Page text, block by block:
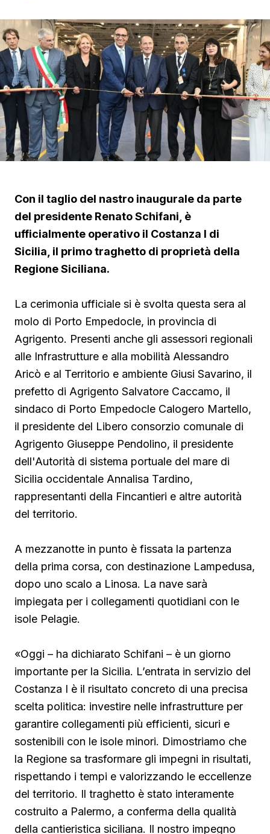
Con il taglio del nastro inaugurale da parte
del presidente Renato Schifani, è
ufficialmente operativo il Costanza I di
Sicilia, il primo traghetto di proprietà della
Regione Siciliana.
La cerimonia ufficiale si è svolta questa sera al
molo di Porto Empedocle, in provincia di
Agrigento. Presenti anche gli assessori regionali
alle Infrastrutture e alla mobilità Alessandro
Aricò e al Territorio e ambiente Giusi Savarino, il
prefetto di Agrigento Salvatore Caccamo, il
sindaco di Porto Empedocle Calogero Martello,
il presidente del Libero consorzio comunale di
Agrigento Giuseppe Pendolino, il presidente
dell'Autorità di sistema portuale del mare di
Sicilia occidentale Annalisa Tardino,
rappresentanti della Fincantieri e altre autorità
del territorio.
A mezzanotte in punto è fissata la partenza
della prima corsa, con destinazione Lampedusa,
dopo uno scalo a Linosa. La nave sarà
impiegata per i collegamenti quotidiani con le
isole Pelagie.
«Oggi – ha dichiarato Schifani – è un giorno
importante per la Sicilia. L’entrata in servizio del
Costanza I è il risultato concreto di una precisa
scelta politica: investire nelle infrastrutture per
garantire collegamenti più efficienti, sicuri e
sostenibili con le isole minori. Dimostriamo che
la Regione sa trasformare gli impegni in risultati,
rispettando i tempi e valorizzando le eccellenze
del territorio. Il traghetto è stato interamente
costruito a Palermo, a conferma della qualità
della cantieristica siciliana. Il nostro impegno